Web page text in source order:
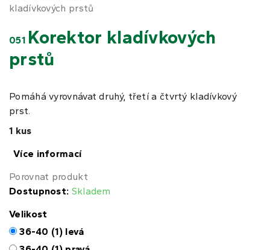
051 Korektor kladívkových
prstů
Pomáhá vyrovnávat druhý, třetí a čtvrtý kladívkový
prst.
1 kus
Více informací
Porovnat produkt
Dostupnost: Skladem
Velikost
36-40 (1) levá